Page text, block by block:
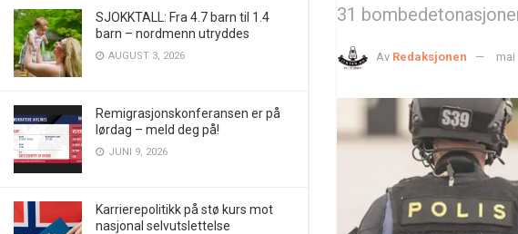
SJOKKTALL: Fra 4.7 barn til 1.4
barn – nordmenn utryddes
AUGUST 3, 2026
Remigrasjonskonferansen er på
lørdag – meld deg på!
JUNI 9, 2026
Karrierepolitikk på stø kurs mot
nasjonal selvutslettelse
31
Av Redaksjonen mai